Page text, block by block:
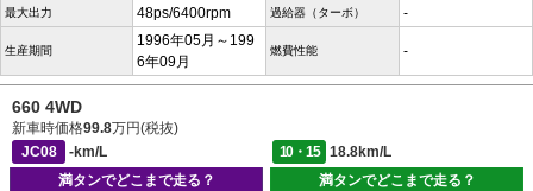
最大出力 48ps/6400rpm 過給器（ターボ） -
生産期間
1996年05月～199
6年09月
燃費性能 -
660 4WD
新車時価格99.8万円(税抜)
JC08
-km/L 10・15
18.8km/L
満タンでどこまで走る？
満タンでどこまで走る？